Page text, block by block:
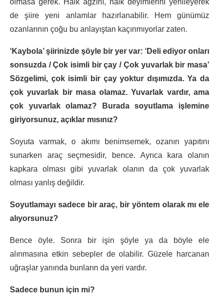
olmasa gerek. Halk ağzını, halk deyimlerini yenileyerek
de şiire yeni anlamlar hazırlanabilir. Hem günümüz
ozanlarının çoğu bu anlayıştan kaçınmıyorlar zaten.
‘Kaybola’ şiirinizde şöyle bir yer var: ‘Deli ediyor onları
sonsuzda / Çok isimli bir çay / Çok yuvarlak bir masa’
Sözgelimi, çok isimli bir çay yoktur dışımızda. Ya da
çok yuvarlak bir masa olamaz. Yuvarlak vardır, ama
çok yuvarlak olamaz? Burada soyutlama işlemine
giriyorsunuz, açıklar mısınız?
Soyuta varmak, o akımı benimsemek, ozanın yapıtını
sunarken araç seçmesidir, bence. Ayrıca kara olanın
kapkara olması gibi yuvarlak olanın da çok yuvarlak
olması yanlış değildir.
Soyutlamayı sadece bir araç, bir yöntem olarak mı ele
alıyorsunuz?
Bence öyle. Sonra bir işin şöyle ya da böyle ele
alınmasına etkin sebepler de olabilir. Güzele harcanan
uğraşlar yanında bunların da yeri vardır.
Sadece bunun için mi?